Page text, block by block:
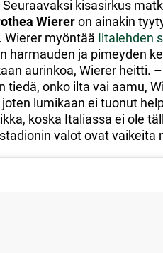
kisasirkus
Wiereron ainakin
Wierer myöntää Iltalehden
harmauden ja pimeyden
aurinkoa, Wierer heitti.
tiedä, onko ilta vai aamu,
joten lumikaan ei tuonut
koska Italiassa ei ole
valot ovat vaikeita